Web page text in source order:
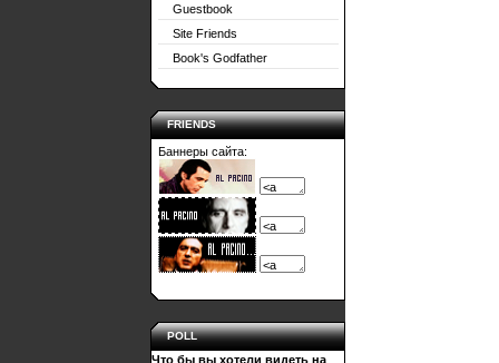
Guestbook
Site Friends
Book's Godfather
FRIENDS
Баннеры сайта:
POLL
Что бы вы хотели видеть на